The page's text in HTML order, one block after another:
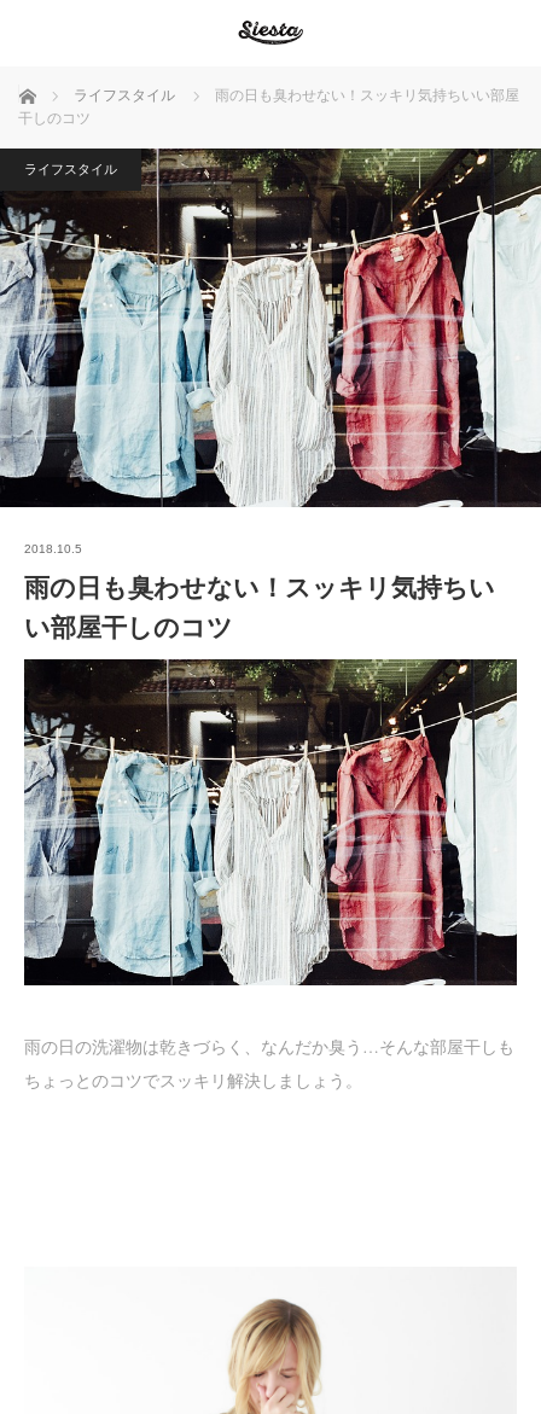
ホーム ライフスタイル
雨の日も臭わせない！スッキリ気持ちいい部屋
干しのコツ
ライフスタイル
2018.10.5
雨の日も臭わせない！スッキリ気持ちい
い部屋干しのコツ
雨の日の洗濯物は乾きづらく、なんだか臭う…そんな部屋干しも
ちょっとのコツでスッキリ解決しましょう。